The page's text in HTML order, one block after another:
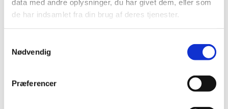
data med andre oplysninger, du har givet dem, eller som
de har indsamlet fra din brug af deres tjenester.
Nødvendig
Præferencer
stk. 2, at udlevering af Paxlovid må finde sted på et
anbefalinger om det fremtidige tilskud til
Lægemiddelstyrelsen har modtaget